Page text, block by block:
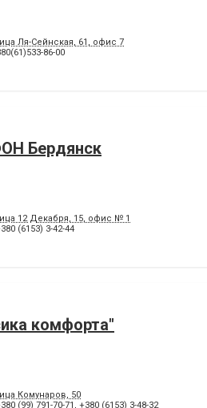
Ля-Сейнская, 61, офис 7
86-00
Бердянск
12 Декабря, 15, офис № 1
(6153) 3-42-44
комфорта"
Комунаров, 50
(99) 791-70-71 , +380 (6153) 3-48-32